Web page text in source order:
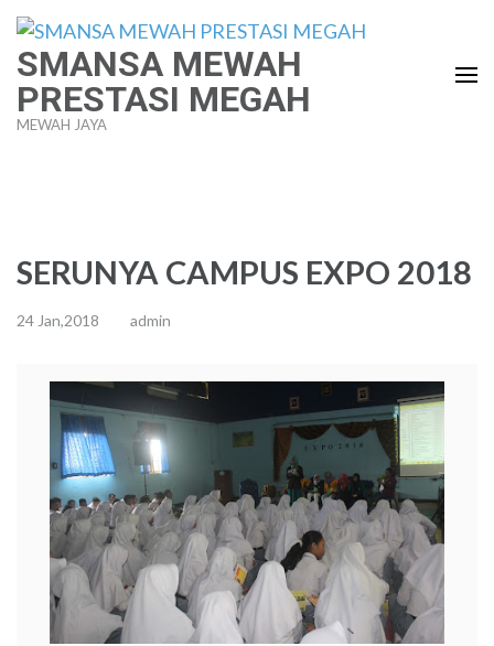
Lompat
konten
(Tekan
Enter)
SMANSA MEWAH
PRESTASI MEGAH
MEWAH JAYA
SERUNYA CAMPUS EXPO 2018
24 Jan,2018 admin